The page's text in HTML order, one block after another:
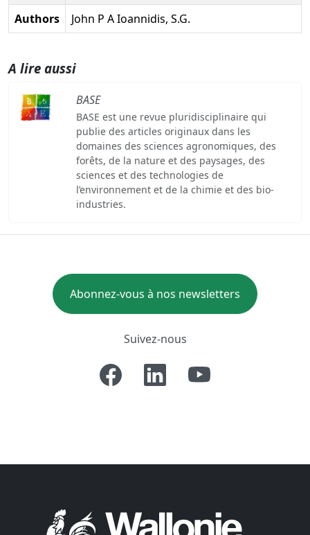
Authors John P A Ioannidis, S.G.
A lire aussi
BASE
BASE est une revue pluridisciplinaire qui
publie des articles originaux dans les
domaines des sciences agronomiques, des
forêts, de la nature et des paysages, des
sciences et des technologies de
l’environnement et de la chimie et des bio-
industries.
Abonnez-vous à nos newsletters
Suivez-nous